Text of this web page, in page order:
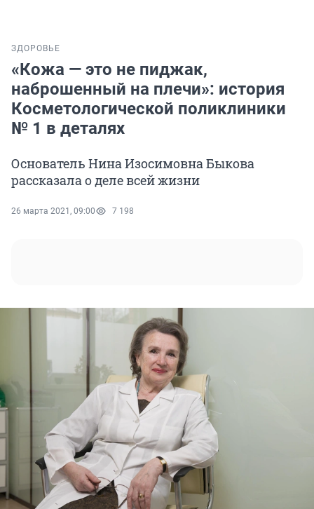
ЗДОРОВЬЕ
«Кожа — это не пиджак,
наброшенный на плечи»: история
Косметологической поликлиники
№ 1 в деталях
Основатель Нина Изосимовна Быкова
рассказала о деле всей жизни
26 марта 2021, 09:00 7 198